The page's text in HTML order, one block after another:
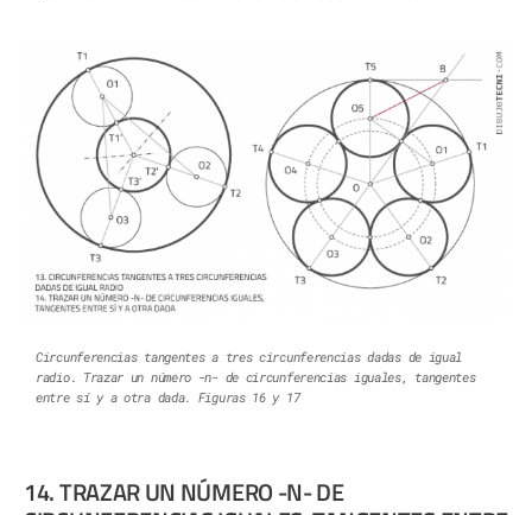
Circunferencias tangentes a tres circunferencias dadas de igual
radio. Trazar un número -n- de circunferencias iguales, tangentes
entre sí y a otra dada. Figuras 16 y 17
14. TRAZAR UN NÚMERO -N- DE